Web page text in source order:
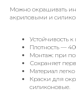
Можно окрашивать
акриловыми и
Устойчивость к
Плотность —
Монтаж: при
Сохраняет
Материал
Краски для
силиконовые.